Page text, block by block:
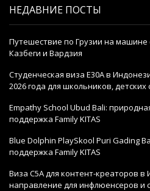
НЕДАВНИЕ ПОСТЫ
Путешествие по Грузии на машине
Казбеги и Вардзия
Студенческая виза E30A в
2026 года для школьников, детских
Empathy School Ubud Bali:
поддержка Family KITAS
Blue Dolphin PlaySkool Puri Gading
поддержка Family KITAS
Виза C5A для контент-креаторов
направление для инфлюенсеров и